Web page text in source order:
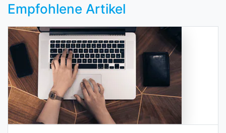
Empfohlene Artikel